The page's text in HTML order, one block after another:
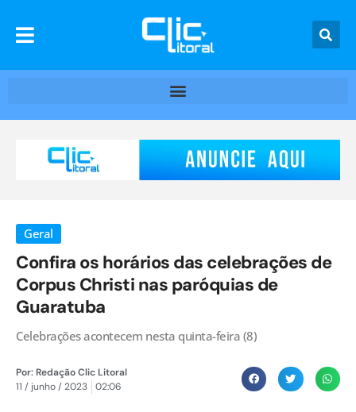
Geral
Confira os horários das celebrações de
Corpus Christi nas paróquias de
Guaratuba
Celebrações acontecem nesta quinta-feira (8)
Por:Redação Clic Litoral
11 / junho / 2023
02:06